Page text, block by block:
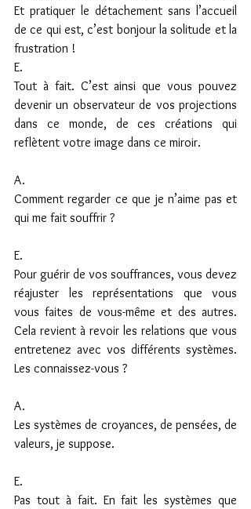
Et pratiquer le détachement sans l’accueil
de ce qui est, c’est bonjour la solitude et la
frustration !
E.
Tout à fait. C’est ainsi que vous pouvez
devenir un observateur de vos projections
dans ce monde, de ces créations qui
reflètent votre image dans ce miroir.
A.
Comment regarder ce que je n’aime pas et
qui me fait souffrir ?
E.
Pour guérir de vos souffrances, vous devez
réajuster les représentations que vous
vous faites de vous-même et des autres.
Cela revient à revoir les relations que vous
entretenez avec vos différents systèmes.
Les connaissez-vous ?
A.
Les systèmes de croyances, de pensées, de
valeurs, je suppose.
E.
Pas tout à fait. En fait les systèmes que